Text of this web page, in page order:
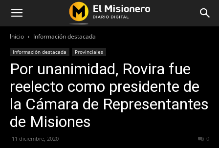
Inicio Información destacada
Información destacada Provinciales
Por unanimidad, Rovira fue
reelecto como presidente de
la Cámara de Representantes
de Misiones
11 diciembre, 2020 0